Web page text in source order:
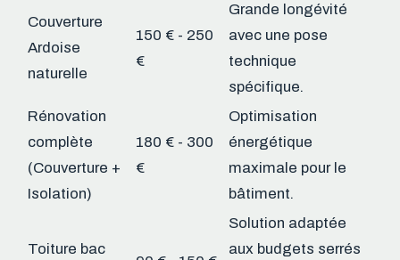
Couverture
Ardoise
naturelle
150 € - 250
€
Grande longévité
avec une pose
technique
spécifique.
Rénovation
complète
(Couverture +
Isolation)
180 € - 300
€
Optimisation
énergétique
maximale pour le
bâtiment.
Toiture bac
Solution adaptée
aux budgets serrés